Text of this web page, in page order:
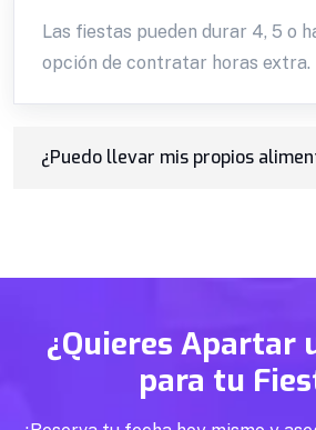
Las fiestas pueden durar 4, 5 o
opción de contratar horas extra.
¿Puedo llevar mis propios
¿Quieres Apartar
para tu